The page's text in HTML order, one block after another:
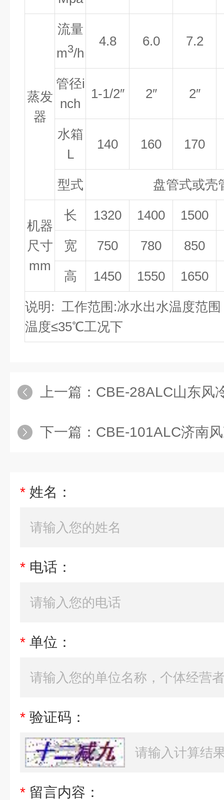
蒸发
器
流量
m3/h
4.8 6.0 7.2
管径i
nch
1-1/2″ 2″ 2″
水箱
L
140 160 170
型式 盘管式或壳
机器
尺寸
mm
长 1320 1400 1500
宽 750 780 850
高 1450 1550 1650
说明 : 工作范围 :冰水出水温度范围
温度≤35℃工况下
上一篇： CBE-28ALC山东风冷
下一篇： CBE-101ALC济南风冷型
* 姓名：
* 电话：
* 单位：
* 验证码：
* 留言内容：